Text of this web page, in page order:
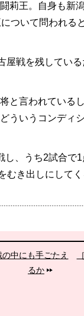
莉王。自身も新
ついて問われる
戦を残してい
と言われている
ういうコンディ
、うち2試合で
むき出しにして
中にも手ごたえ
るか